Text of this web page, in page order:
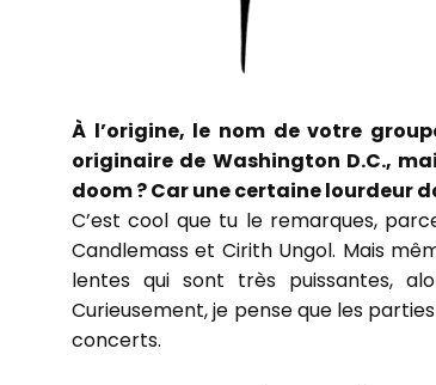
À l’origine, le nom de votre
originaire de Washington D.C.,
doom ? Car une certaine lourdeur
C’est cool que tu le remarques,
Candlemass et Cirith Ungol. Mais
lentes qui sont très puissantes,
Curieusement, je pense que les
concerts.